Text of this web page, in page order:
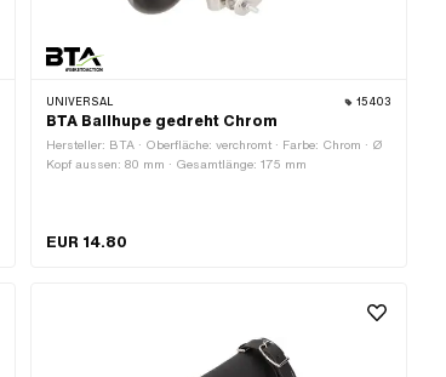
UNIVERSAL 15403
BTA Ballhupe gedreht Chrom
Hersteller: BTA · Oberfläche: verchromt · Farbe: Chrom · Ø
Kopf aussen: 80 mm · Gesamtlänge: 175 mm
EUR 14.80